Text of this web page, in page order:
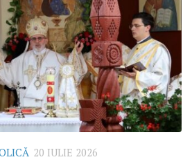
20 IULIE 2026